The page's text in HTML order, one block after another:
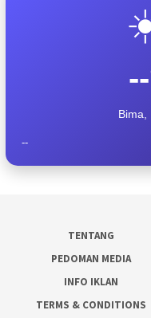
Bima,
--
TENTANG
PEDOMAN MEDIA
INFO IKLAN
TERMS & CONDITIONS